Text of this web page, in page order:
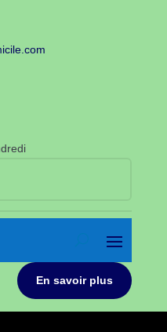
En savoir plus